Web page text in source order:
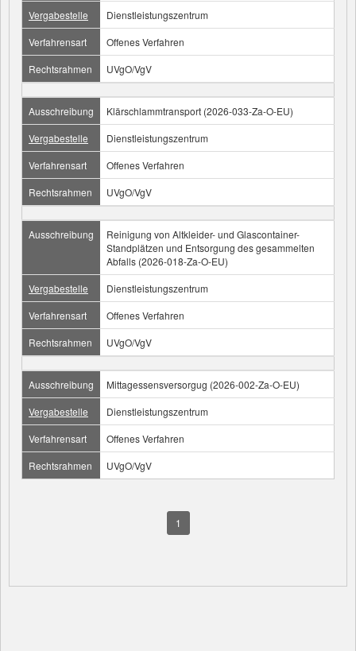
Vergabestelle
Dienstleistungszentrum
Verfahrensart
Offenes Verfahren
Rechtsrahmen
UVgO/VgV
Ausschreibung
Klärschlammtransport (2026-033-Za-O-EU)
Vergabestelle
Dienstleistungszentrum
Verfahrensart
Offenes Verfahren
Rechtsrahmen
UVgO/VgV
Ausschreibung
Reinigung von Altkleider- und Glascontainer-
Standplätzen und Entsorgung des gesammelten
Abfalls (2026-018-Za-O-EU)
Vergabestelle
Dienstleistungszentrum
Verfahrensart
Offenes Verfahren
Rechtsrahmen
UVgO/VgV
Ausschreibung
Mittagessensversorgug (2026-002-Za-O-EU)
Vergabestelle
Dienstleistungszentrum
Verfahrensart
Offenes Verfahren
Rechtsrahmen
UVgO/VgV
1